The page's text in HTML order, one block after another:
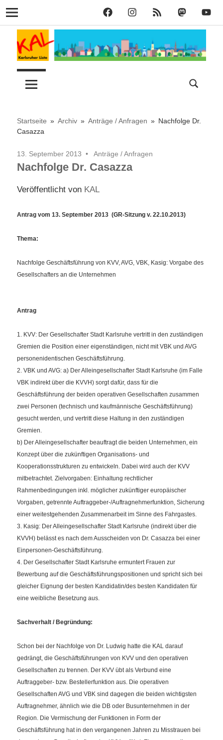
KAL
auf
Facebook
KAL
auf
Instagram
KAL
RSS
KAL
bei
KAL
auf
Navigation
Zum
Inhalt
springen
Karlsruher
–
KAL
Stadt
Startseite Archiv Anträge / Anfragen
Nachfolge Dr.
Casazza
13. September 2013 Anträge / Anfragen
Nachfolge Dr. Casazza
Veröffentlicht von KAL
Antrag vom 13. September 2013 (GR-Sitzung v. 22.10.2013)
Thema:
Nachfolge Geschäftsführung von KVV, AVG, VBK, Kasig: Vorgabe des
Gesellschafters an die Unternehmen
Antrag
1. KVV: Der Gesellschafter Stadt Karlsruhe vertritt in den zuständigen
Gremien die Position einer eigenständigen, nicht mit VBK und AVG
personenidentischen Geschäftsführung.
2. VBK und AVG: a) Der Alleingesellschafter Stadt Karlsruhe (im Falle
VBK indirekt über die KVVH) sorgt dafür, dass für die
Geschäftsführung der beiden operativen Gesellschaften zusammen
zwei Personen (technisch und kaufmännische Geschäftsführung)
gesucht werden, und vertritt diese Haltung in den zuständigen
Gremien.
b) Der Alleingesellschafter beauftragt die beiden Unternehmen, ein
Konzept über die zukünftigen Organisations- und
Kooperationsstrukturen zu entwickeln. Dabei wird auch der KVV
mitbetrachtet. Zielvorgaben: Einhaltung rechtlicher
Rahmenbedingungen inkl. möglicher zukünftiger europäischer
Vorgaben, getrennte Auftraggeber-/Auftragnehmerfunktion, Sicherung
einer weitestgehenden Zusammenarbeit im Sinne des Fahrgastes.
3. Kasig: Der Alleingesellschafter Stadt Karlsruhe (indirekt über die
KVVH) belässt es nach dem Ausscheiden von Dr. Casazza bei einer
Einpersonen-Geschäftsführung.
4. Der Gesellschafter Stadt Karlsruhe ermuntert Frauen zur
Bewerbung auf die Geschäftsführungspositionen und spricht sich bei
gleicher Eignung der besten Kandidatin/des besten Kandidaten für
eine weibliche Besetzung aus.
Sachverhalt / Begründung:
Schon bei der Nachfolge von Dr. Ludwig hatte die KAL darauf
gedrängt, die Geschäftsführungen von KVV und den operativen
Gesellschaften zu trennen. Der KVV übt als Verbund eine
Auftraggeber- bzw. Bestellerfunktion aus. Die operativen
Gesellschaften AVG und VBK sind dagegen die beiden wichtigsten
Auftragnehmer, ähnlich wie die DB oder Busunternehmen in der
Region. Die Vermischung der Funktionen in Form der
Geschäftsführung hat in den vergangenen Jahren zu Misstrauen bei